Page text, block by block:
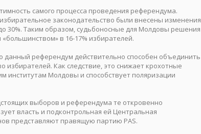
самого процесса проведения референдума.
законодательство были внесены изменения
30%. Таким образом, судьбоносные для Молдовы решения
в 16-17% избирателей.
данный референдум действительно способен объединить
избирателей. Как следствие, это снижает крохотные
институтам Молдовы и способствует поляризации
выборов и референдума те откровенно
власть и подконтрольная ей Центральная
представляют правящую партию PAS.